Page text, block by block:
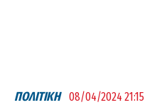
ΠΟΛΙΤΙΚΗ 08/04/2024 21:15